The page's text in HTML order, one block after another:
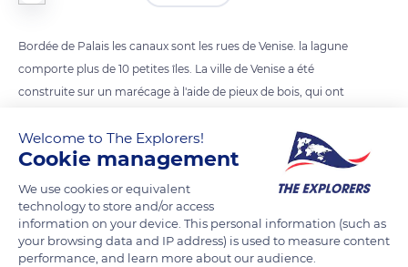
Bordée de Palais les canaux sont les rues de Venise. la lagune
comporte plus de 10 petites îles. La ville de Venise a été
construite sur un marécage à l'aide de pieux de bois, qui ont
Moyen Age. Les déplacement se font sur des canaux en
vaporetto, les rues étroites ne permettent pas le passage des
voitures.
READ MORE TRANSLATE
Welcome to The Explorers!
Cookie management
We use cookies or equivalent
technology to store and/or access
information on your device. This personal information (such as
your browsing data and IP address) is used to measure content
performance, and learn more about our audience.